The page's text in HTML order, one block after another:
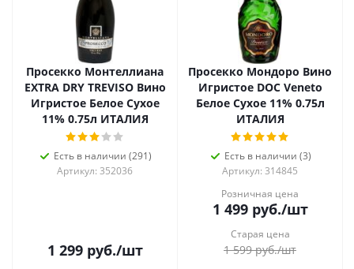
Просекко Монтеллиана
EXTRA DRY TREVISO Вино
Игристое Белое Сухое
11% 0.75л ИТАЛИЯ
Есть в наличии (291)
Артикул: 352036
1 299руб./шт
Просекко Мондоро Вино
Игристое DOC Veneto
Белое Сухое 11% 0.75л
ИТАЛИЯ
Есть в наличии (3)
Артикул: 314845
Розничная цена
1 499руб./шт
Старая цена
1 599руб./шт